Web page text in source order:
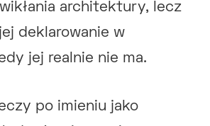
architektury, lecz
deklarowanie w
jej realnie nie ma.
po imieniu jako